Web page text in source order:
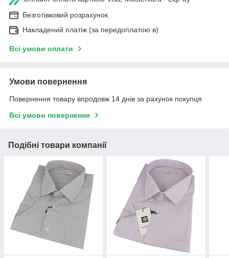
Безготівковий розрахунок
Накладений платіж (за передоплатою в)
Всі умови оплати
Умови повернення
Повернення товару впродовж 14 днів за рахунок покупця
Всі умови повернення
Подібні товари компанії